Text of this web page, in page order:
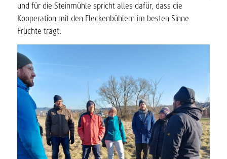
und für die Steinmühle spricht alles dafür, dass die
Kooperation mit den Fleckenbühlern im besten Sinne
Früchte trägt.